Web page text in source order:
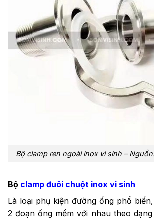
Bộ clamp ren ngoài inox vi sinh –
Bộ clamp đuôi chuột inox vi sinh
Là loại phụ kiện đường ống phổ
2 đoạn ống mềm với nhau theo